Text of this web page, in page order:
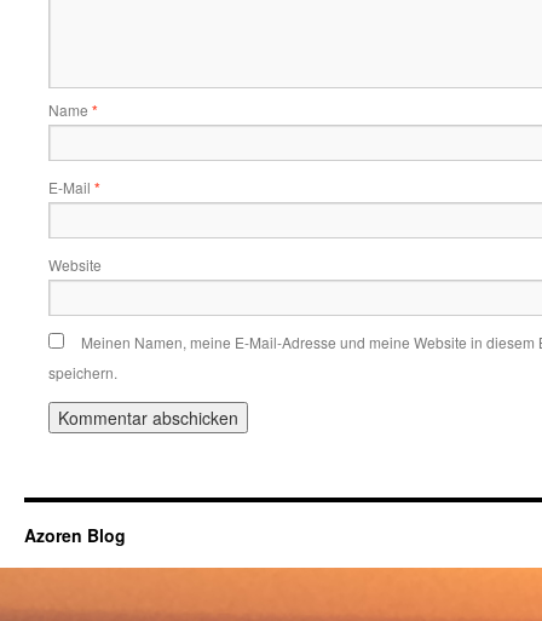
Name *
E-Mail *
Website
Meinen Namen, meine E-Mail-Adresse und meine Website in
speichern.
Azoren Blog